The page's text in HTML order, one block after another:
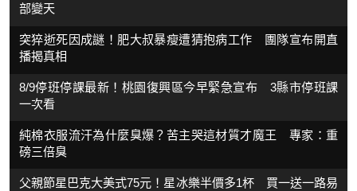
部變天
突猝逝死因成謎！肥大叔暴瘦遭猜抱病工作 團隊宣布開直
播揭真相
8/9停班停課最新！桃園復興區今早緊急宣布 3縣市停班課
一次看
純棉衣服流汗為什麼臭爆？苦主哭這材質才魔王 專家：重
磅三倍臭
父親節星巴克大美式75元！星冰樂半價多1杯 買一送一路易